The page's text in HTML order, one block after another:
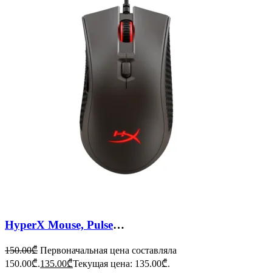
HyperX Mouse, Pulsefire FPS Pro
150.00₾ Первоначальная цена составляла
150.00₾.135.00₾Текущая цена: 135.00₾.